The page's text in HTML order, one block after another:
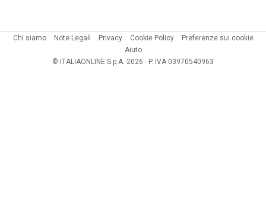
Chi siamo Note Legali Privacy Cookie Policy
Preferenze sui cookie
Aiuto
© ITALIAONLINE S.p.A. 2026 - P. IVA 03970540963